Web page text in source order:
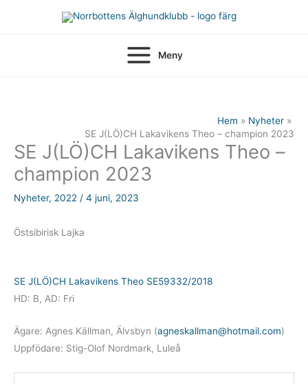
Meny
Hem
Nyheter
SE J(LÖ)CH Lakavikens Theo – champion 2023
SE J(LÖ)CH Lakavikens Theo –
champion 2023
Nyheter, 2022 / 4 juni, 2023
Östsibirisk Lajka
SE J(LÖ)CH Lakavikens Theo SE59332/2018
HD: B, AD: Fri
Ägare: Agnes Källman, Älvsbyn (agneskallman@hotmail.com)
Uppfödare: Stig-Olof Nordmark, Luleå